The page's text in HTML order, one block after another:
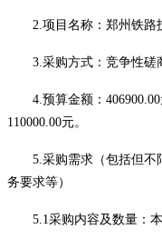
2.项目名称：郑州铁路
3.采购方式：竞争性磋
4.预算金额：406900.00
110000.00元。
5.采购需求（包括但不
务要求等）
5.1采购内容及数量：